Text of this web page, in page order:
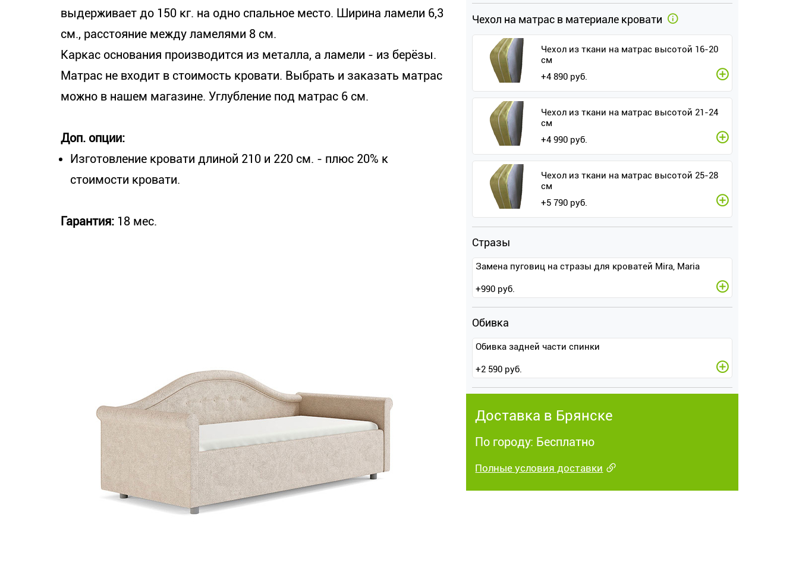
выдерживает до 150 кг. на одно спальное место. Ширина ламели 6,3
см., расстояние между ламелями 8 см.
Каркас основания производится из металла, а ламели - из берёзы.
Матрас не входит в стоимость кровати. Выбрать и заказать матрас
можно в нашем магазине. Углубление под матрас 6 см.
Доп. опции:
Изготовление кровати длиной 210 и 220 см. - плюс 20% к
стоимости кровати.
Гарантия: 18 мес.
Чехол на матрас в материале кровати
Чехол из ткани на матрас высотой 16-20
см
+4 890 руб.
Чехол из ткани на матрас высотой 21-24
см
+4 990 руб.
Чехол из ткани на матрас высотой 25-28
см
+5 790 руб.
Стразы
Замена пуговиц на стразы для кроватей Mira, Maria
+990 руб.
Обивка
Обивка задней части спинки
+2 590 руб.
Доставка в Брянске
По городу: Бесплатно
Полные условия доставки